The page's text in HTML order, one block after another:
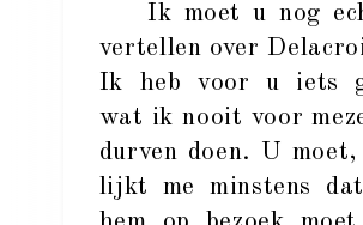
Ik moet u nog
vertellen over
Ik heb voor u iets
wat ik nooit voor
durven doen. U
lijkt me minstens